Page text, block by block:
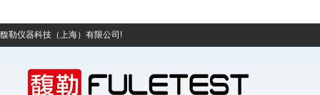
馥勒仪器科技（上海）有限公司!